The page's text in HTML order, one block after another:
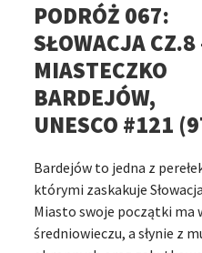
PODRÓŻ 067:
SŁOWACJA CZ.8
MIASTECZKO
BARDEJÓW,
UNESCO #121
Bardejów to jedna z
którymi zaskakuje
Miasto swoje początki ma
średniowieczu, a słynie z